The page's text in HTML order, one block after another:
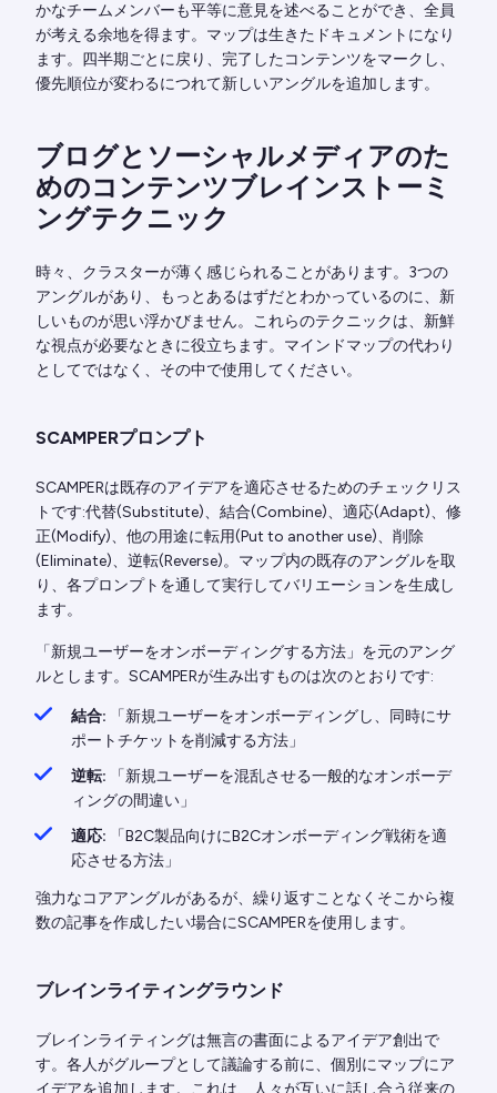
かなチームメンバーも平等に意見を述べることができ、全員
が考える余地を得ます。マップは生きたドキュメントになり
ます。四半期ごとに戻り、完了したコンテンツをマークし、
優先順位が変わるにつれて新しいアングルを追加します。
ブログとソーシャルメディアのた
めのコンテンツブレインストーミ
ングテクニック
時々、クラスターが薄く感じられることがあります。3つの
アングルがあり、もっとあるはずだとわかっているのに、新
しいものが思い浮かびません。これらのテクニックは、新鮮
な視点が必要なときに役立ちます。マインドマップの代わり
としてではなく、その中で使用してください。
SCAMPERプロンプト
SCAMPERは既存のアイデアを適応させるためのチェックリス
トです:代替(Substitute)、結合(Combine)、適応(Adapt)、修
正(Modify)、他の用途に転用(Put to another use)、削除
(Eliminate)、逆転(Reverse)。マップ内の既存のアングルを取
り、各プロンプトを通して実行してバリエーションを生成し
ます。
「新規ユーザーをオンボーディングする方法」を元のアング
ルとします。SCAMPERが生み出すものは次のとおりです:
結合: 「新規ユーザーをオンボーディングし、同時にサ
ポートチケットを削減する方法」
逆転: 「新規ユーザーを混乱させる一般的なオンボーデ
ィングの間違い」
適応: 「B2C製品向けにB2Cオンボーディング戦術を適
応させる方法」
強力なコアアングルがあるが、繰り返すことなくそこから複
数の記事を作成したい場合にSCAMPERを使用します。
ブレインライティングラウンド
ブレインライティングは無言の書面によるアイデア創出で
す。各人がグループとして議論する前に、個別にマップにア
イデアを追加します。これは、人々が互いに話し合う従来の